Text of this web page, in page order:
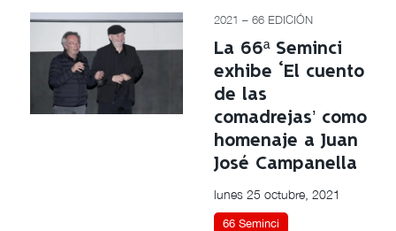
2021 – 66 EDICIÓN
La 66ª Seminci
exhibe ‘El cuento
de las
comadrejas’ como
homenaje a Juan
José Campanella
lunes 25 octubre, 2021
66 Seminci